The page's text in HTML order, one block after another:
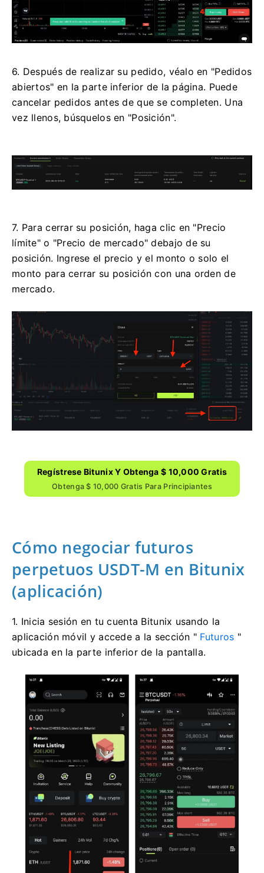
6. Después de realizar su pedido, véalo en "Pedidos
abiertos" en la parte inferior de la página. Puede
cancelar pedidos antes de que se completen. Una
vez llenos, búsquelos en "Posición".
7. Para cerrar su posición, haga clic en "Precio
límite" o "Precio de mercado" debajo de su
posición. Ingrese el precio y el monto o solo el
monto para cerrar su posición con una orden de
mercado.
Regístrese Bitunix Y Obtenga $ 10,000 Gratis
Obtenga $ 10,000 Gratis Para Principiantes
Cómo negociar futuros
perpetuos USDT-M en Bitunix
(aplicación)
1. Inicia sesión en tu cuenta Bitunix usando la
aplicación móvil y accede a la sección " Futuros "
ubicada en la parte inferior de la pantalla.